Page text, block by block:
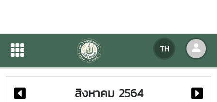
TH
ปฏิทินกิจกรรมของหน่วยงาน
ปฏิทินกิจกรรมของหน่วยงาน
สิงหาคม 2564